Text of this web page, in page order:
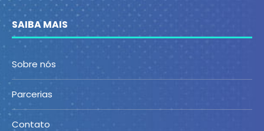
SAIBA MAIS
Sobre nós
Parcerias
Contato